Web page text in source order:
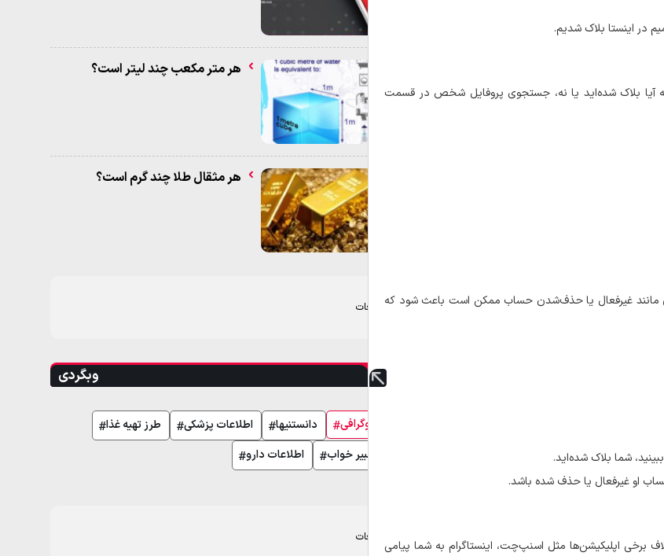
هر متر مکعب چند لیتر است؟
هر مثقال طلا چند گرم است؟
تبلیغات
وبگردی
بیوگرافی دانستنیها اطلاعات پزشکی
طرز تهیه غذا
تعبیر خواب
اطلاعات دارو
تبلیغات
آیا بلاک شده‌اید یا نه، جستجوی پروفایل شخص در قسمت
مانند غیرفعال یا حذف‌شدن حساب ممکن است باعث شود که
شما بلاک شده‌اید.
او غیرفعال یا حذف شده باشد.
برخی اپلیکیشن‌ها مثل اسنپ‌چت، اینستاگرام به شما پیامی